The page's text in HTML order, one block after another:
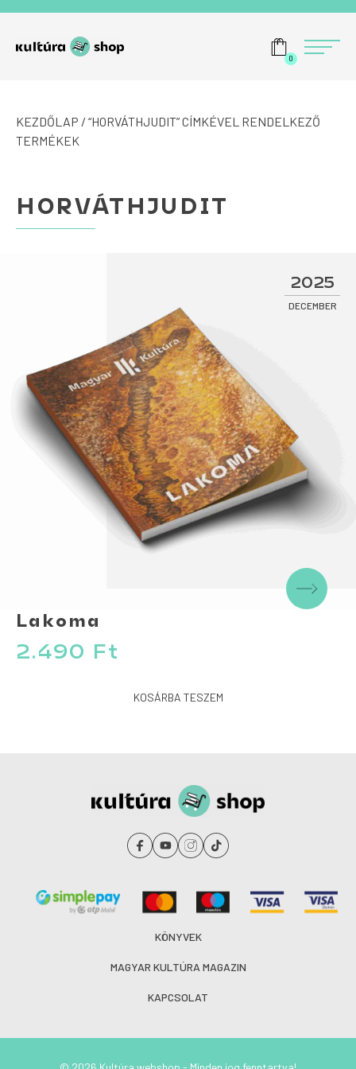
Menü
0
KEZDŐLAP / “HORVÁTHJUDIT” CÍMKÉVEL RENDELKEZŐ
TERMÉKEK
HORVÁTHJUDIT
2025
DECEMBER
Lakoma
2.490 Ft
KOSÁRBA TESZEM
KÖNYVEK
MAGYAR KULTÚRA MAGAZIN
KAPCSOLAT